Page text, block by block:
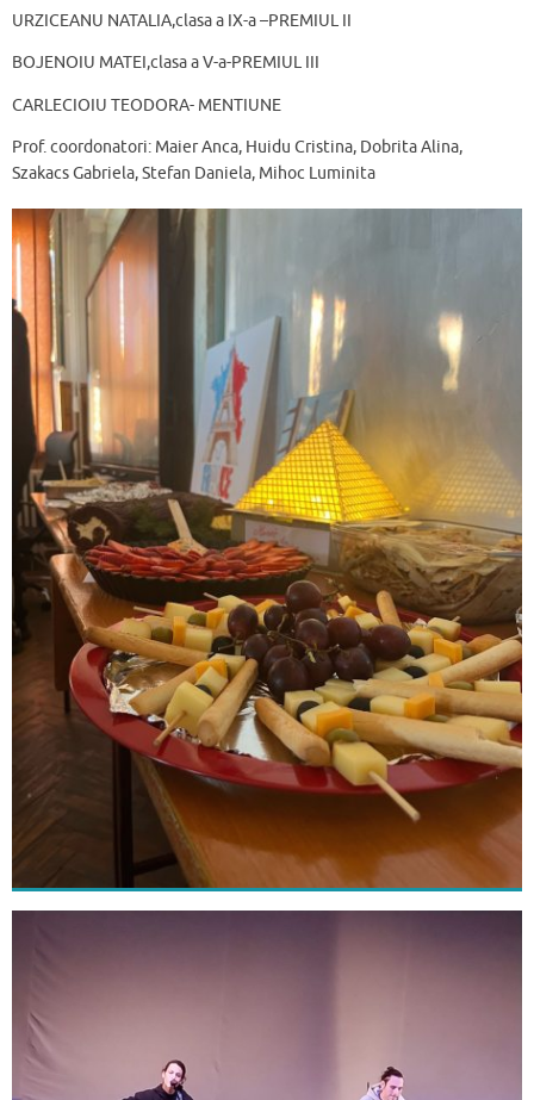
URZICEANU NATALIA,clasa a IX-a –PREMIUL II
BOJENOIU MATEI,clasa a V-a-PREMIUL III
CARLECIOIU TEODORA- MENTIUNE
Prof. coordonatori: Maier Anca, Huidu Cristina, Dobrita Alina,
Szakacs Gabriela, Stefan Daniela, Mihoc Luminita